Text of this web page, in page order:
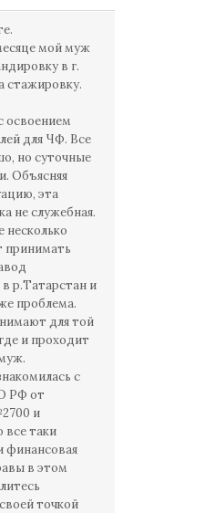
мой муж
в г.
стажировку.
освоением
для ЧФ. Все
но суточные
Объясняя
эта
не служебная.
принимать
р.Татарстан и
проблема.
для той
и проходит
с
РФ от
и
все таки
финансовая
в этом
точкой